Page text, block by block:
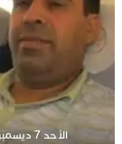
الأحد 7 ديسمبر 2025 - 21:42